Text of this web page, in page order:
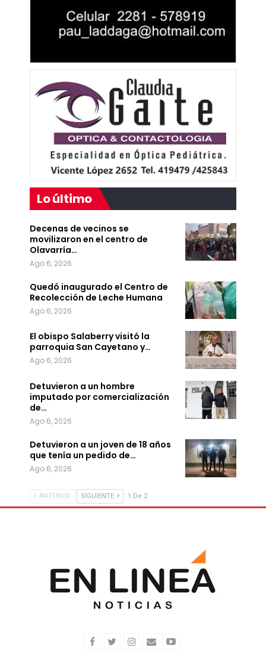
Lo último
Decenas de vecinos se
movilizaron en el centro de
Olavarría…
Ago 6, 2026
Quedó inaugurado el Centro de
Recolección de Leche Humana
Ago 6, 2026
El obispo Salaberry visitó la
parroquia San Cayetano y…
Ago 6, 2026
Detuvieron a un hombre
imputado por comercialización
de…
Ago 6, 2026
Detuvieron a un joven de 18 años
que tenía un pedido de…
Ago 6, 2026
ANTERIOR SIGUIENTE 1 De 2